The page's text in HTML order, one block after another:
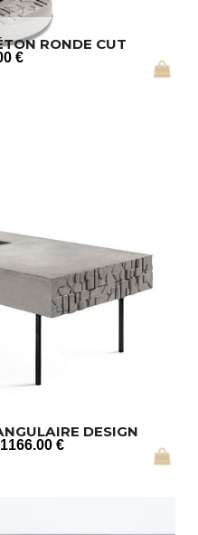
RONDE CUT
€
DESIGN
1166.00 €